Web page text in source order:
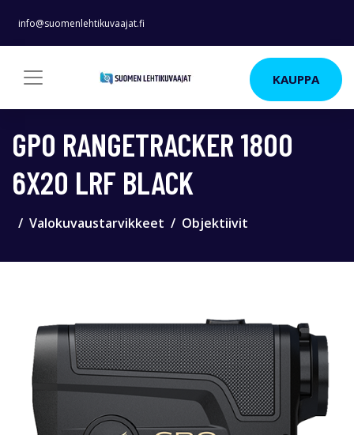
info@suomenlehtikuvaajat.fi
KAUPPA
GPO RANGETRACKER 1800
6X20 LRF BLACK
Valokuvaustarvikkeet Objektiivit